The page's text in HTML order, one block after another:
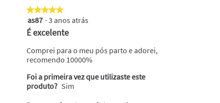
★★★★★
★★★★★
5
em
as87 · 3 anos atrás
É excelente
Comprei para o meu pós parto e adorei,
recomendo 10000%
Foi a primeira vez que utilizaste este
produto? Sim